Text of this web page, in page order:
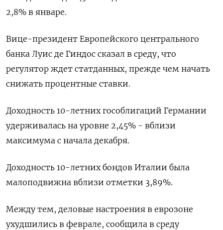
2,8% в январе.
Вице-президент Европейского центрального
банка Луис де Гиндос сказал в среду, что
регулятор ждет статданных, прежде чем начать
снижать процентные ставки.
Доходность 10-летних гособлигаций Германии
удерживалась на уровне 2,45% - вблизи
максимума с начала декабря.
Доходность 10-летних бондов Италии была
малоподвижна вблизи отметки 3,89%.
Между тем, деловые настроения в еврозоне
ухудшились в феврале, сообщила в среду